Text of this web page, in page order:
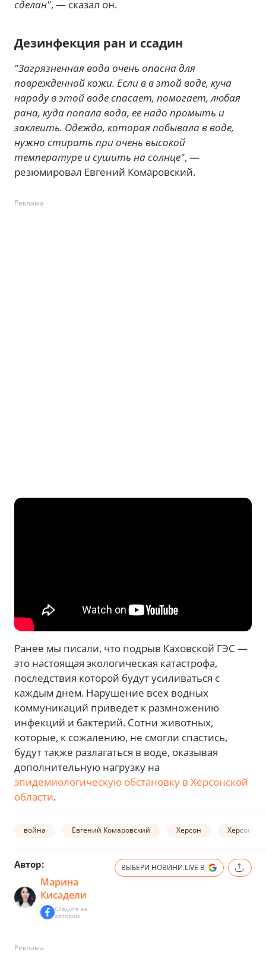
сделан", — сказал он.
Дезинфекция ран и ссадин
"Загрязненная вода очень опасна для
поврежденной кожи. Если в в этой воде, куча
народу в этой воде спасает, помогает, любая
рана, куда попала вода, ее надо промыть и
заклеить. Одежда, которая побывала в воде,
нужно стирать при очень высокой
температуре и сушить на солнце", —
резюмировал Евгений Комаровский.
Реклама
Ранее мы писали, что подрыв Каховской ГЭС —
это настоящая экологическая катастрофа,
последствия которой будут усиливаться с
каждым днем. Нарушение всех водных
коммуникаций приведет к размножению
инфекций и бактерий. Сотни животных,
которые, к сожалению, не смогли спастись,
будут также разлагаться в воде, оказывая
дополнительную нагрузку на
эпидемиологическую обстановку в Херсонской
области.
война Евгений Комаровский Херсон
Автор:
Марина
Кисадели
Следите за
автором
ВЫБЕРИ НОВИНИ.LIVE В
Реклама